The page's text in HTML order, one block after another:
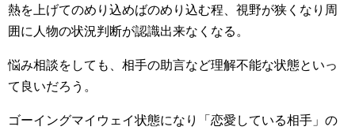
熱を上げてのめり込めばのめり込む程、視野が狭くなり周
囲に人物の状況判断が認識出来なくなる。
悩み相談をしても、相手の助言など理解不能な状態といっ
て良いだろう。
ゴーイングマイウェイ状態になり「恋愛している相手」の